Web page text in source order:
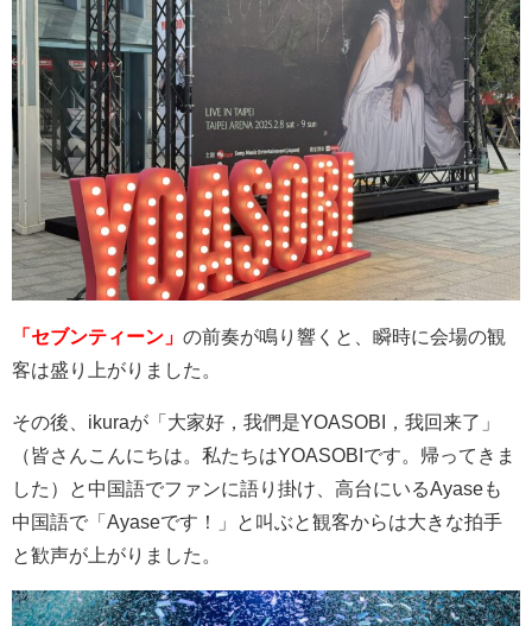
「セブンティーン」 の前奏が鳴り響くと、瞬時に会場の観
客は盛り上がりました。
その後、 ikuraが「大家好，我們是YOASOBI
，我回来了」
（皆さんこんにちは。私たちはYOASOBI です。帰ってきま
した）と中国語でファンに語り掛け、高台にいるAyaseも
中国語で「 Ayaseです！」と叫ぶと観客からは大きな拍手
と歓声が上がりました。